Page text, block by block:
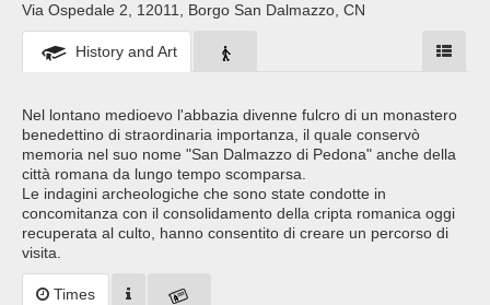
Via Ospedale 2, 12011, Borgo San Dalmazzo, CN
History and Art
Nel lontano medioevo l'abbazia divenne fulcro di un monastero
benedettino di straordinaria importanza, il quale conservò
memoria nel suo nome "San Dalmazzo di Pedona" anche della
città romana da lungo tempo scomparsa.
Le indagini archeologiche che sono state condotte in
concomitanza con il consolidamento della cripta romanica oggi
recuperata al culto, hanno consentito di creare un percorso di
visita.
Times